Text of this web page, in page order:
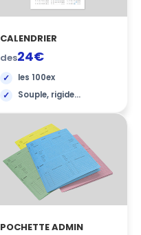
CALENDRIER
des24€
les 100ex
Souple, rigide...
POCHETTE ADMIN